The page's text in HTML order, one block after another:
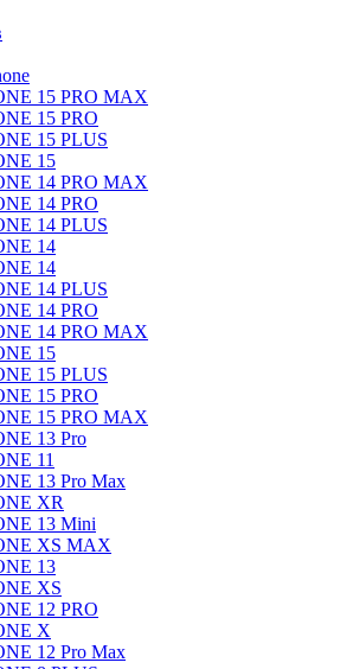
15 PRO MAX
15 PRO
15 PLUS
15
14 PRO MAX
14 PRO
14 PLUS
14
14
14 PLUS
14 PRO
14 PRO MAX
15
15 PLUS
15 PRO
15 PRO MAX
13 Pro
11
13 Pro Max
XR
13 Mini
XS MAX
13
XS
12 PRO
X
12 Pro Max